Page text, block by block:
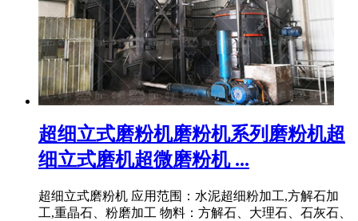
超细立式磨粉机磨粉机系列磨粉机超
细立式磨机超微磨粉机 ...
超细立式磨粉机 应用范围：水泥超细粉加工,方解石加
工,重晶石、粉磨加工 物料：方解石、大理石、石灰石、